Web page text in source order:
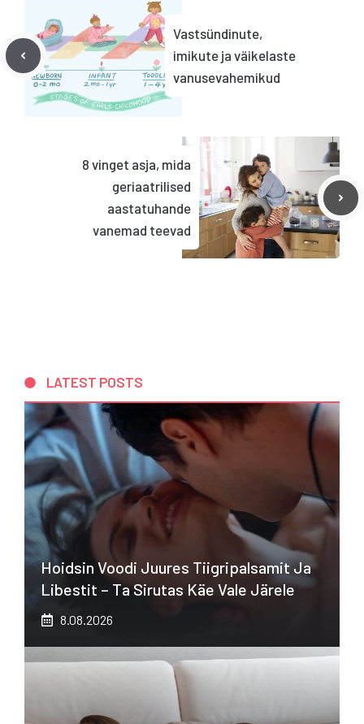
Vastsündinute,
imikute ja väikelaste
vanusevahemikud
8 vinget asja, mida
geriaatrilised
aastatuhande
vanemad teevad
LATEST POSTS
Hoidsin Voodi Juures Tiigripalsamit Ja
Libestit – Ta Sirutas Käe Vale Järele
8.08.2026